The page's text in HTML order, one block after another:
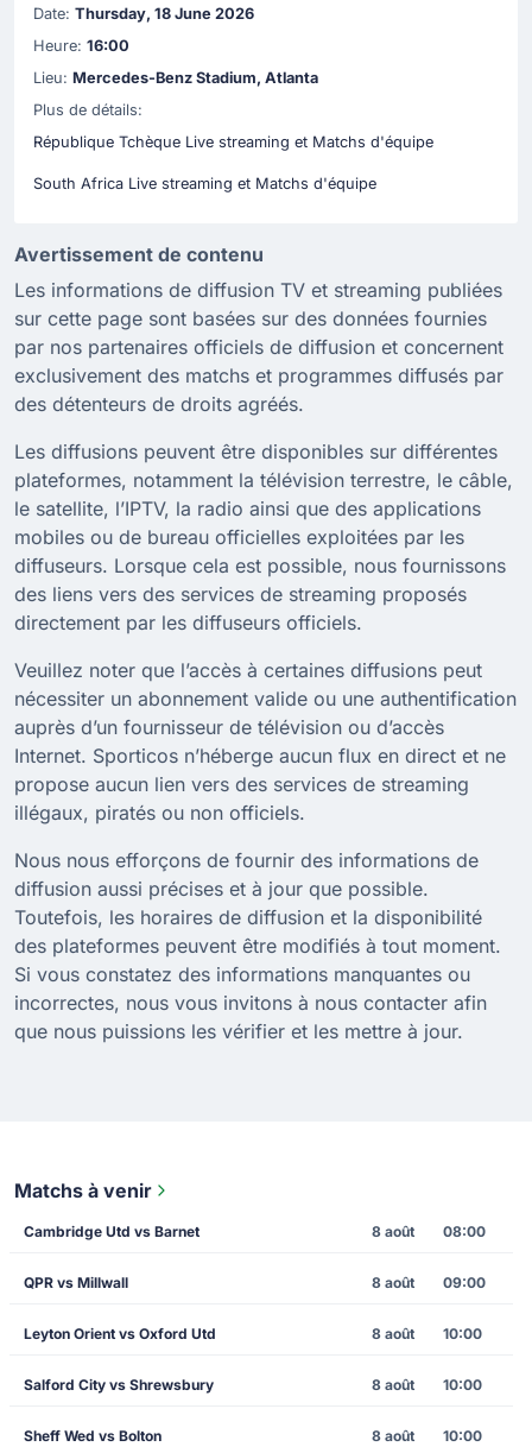
Date: Thursday, 18 June 2026
Heure: 16:00
Lieu: Mercedes-Benz Stadium, Atlanta
Plus de détails:
République Tchèque Live streaming et Matchs d'équipe
South Africa Live streaming et Matchs d'équipe
Avertissement de contenu
Les informations de diffusion TV et streaming publiées
sur cette page sont basées sur des données fournies
par nos partenaires officiels de diffusion et concernent
exclusivement des matchs et programmes diffusés par
des détenteurs de droits agréés.
Les diffusions peuvent être disponibles sur différentes
plateformes, notamment la télévision terrestre, le câble,
le satellite, l’IPTV, la radio ainsi que des applications
mobiles ou de bureau officielles exploitées par les
diffuseurs. Lorsque cela est possible, nous fournissons
des liens vers des services de streaming proposés
directement par les diffuseurs officiels.
Veuillez noter que l’accès à certaines diffusions peut
nécessiter un abonnement valide ou une authentification
auprès d’un fournisseur de télévision ou d’accès
Internet. Sporticos n’héberge aucun flux en direct et ne
propose aucun lien vers des services de streaming
illégaux, piratés ou non officiels.
Nous nous efforçons de fournir des informations de
diffusion aussi précises et à jour que possible.
Toutefois, les horaires de diffusion et la disponibilité
des plateformes peuvent être modifiés à tout moment.
Si vous constatez des informations manquantes ou
incorrectes, nous vous invitons à nous contacter afin
que nous puissions les vérifier et les mettre à jour.
Matchs à venir
Cambridge Utd vs Barnet 8 août 08:00
QPR vs Millwall 8 août 09:00
Leyton Orient vs Oxford Utd 8 août 10:00
Salford City vs Shrewsbury 8 août 10:00
Sheff Wed vs Bolton 8 août 10:00